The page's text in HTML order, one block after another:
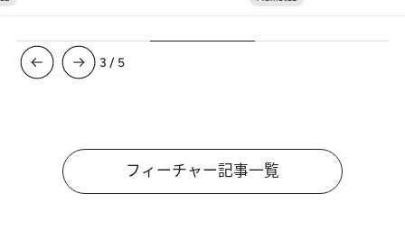
3 / 5
フィーチャー記事一覧